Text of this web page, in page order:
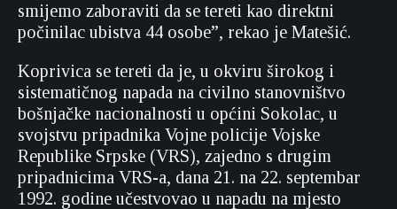
smijemo zaboraviti da se tereti kao direktni
počinilac ubistva 44 osobe”, rekao je Matešić.
Koprivica se tereti da je, u okviru širokog i
sistematičnog napada na civilno stanovništvo
bošnjačke nacionalnosti u općini Sokolac, u
svojstvu pripadnika Vojne policije Vojske
Republike Srpske (VRS), zajedno s drugim
pripadnicima VRS-a, dana 21. na 22. septembar
1992. godine učestvovao u napadu na mjesto